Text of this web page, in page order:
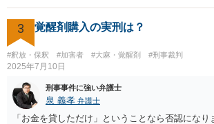
3 覚醒剤購入の実刑は？
#釈放・保釈 #加害者 #大麻・覚醒剤 #刑事裁判
2025年7月10日
刑事事件に強い弁護士
泉 義孝 弁護士
「お金を貸しただけ」ということなら否認にな